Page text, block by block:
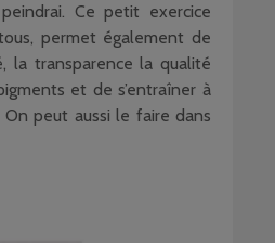
Ce petit exercice
permet également de
la transparence la qualité
et de s’entraîner à
peut aussi le faire dans